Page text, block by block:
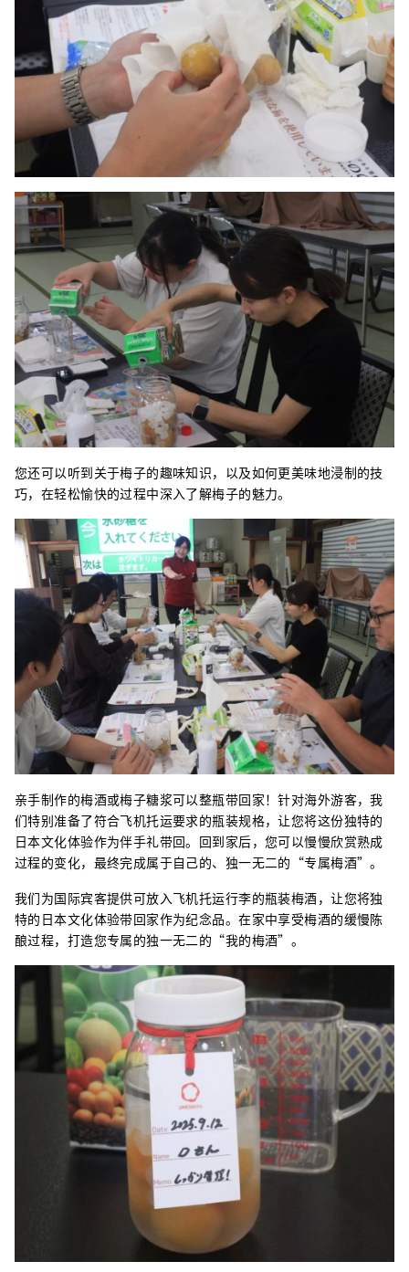
您还可以听到关于梅子的趣味知识，以及如何更美味地浸制的技
巧，在轻松愉快的过程中深入了解梅子的魅力。
亲手制作的梅酒或梅子糖浆可以整瓶带回家！针对海外游客，我
们特别准备了符合飞机托运要求的瓶装规格，让您将这份独特的
日本文化体验作为伴手礼带回。回到家后，您可以慢慢欣赏熟成
过程的变化，最终完成属于自己的、独一无二的“专属梅酒”。
我们为国际宾客提供可放入飞机托运行李的瓶装梅酒，让您将独
特的日本文化体验带回家作为纪念品。在家中享受梅酒的缓慢陈
酿过程，打造您专属的独一无二的“我的梅酒”。